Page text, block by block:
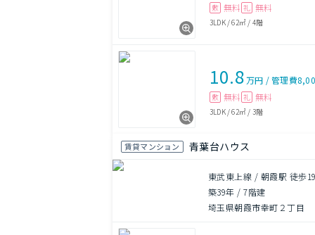
敷 無料 礼 無料
3LDK/62㎡ / 4階
10.8万円 /管理費
敷 無料 礼 無料
3LDK/62㎡ / 3階
賃貸マンション 青葉台ハウス
東武東上線 / 朝霞駅 徒歩
築39年 /7階建
埼玉県朝霞市幸町２丁目